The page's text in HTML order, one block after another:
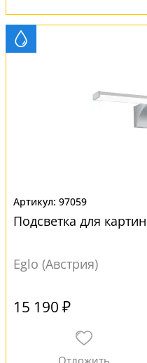
97059
Подсветка для
Eglo (Австрия)
15 190 ₽